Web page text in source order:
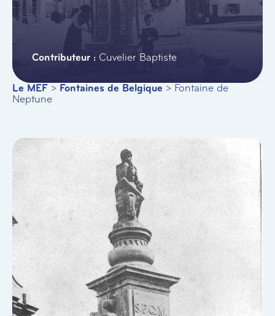
Cuvelier Baptiste
Le MEF > Fontaines de Belgique > Fontaine de
Neptune